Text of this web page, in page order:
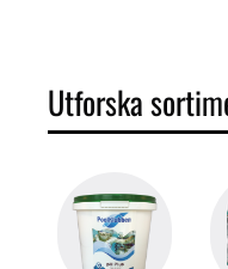
Utforska